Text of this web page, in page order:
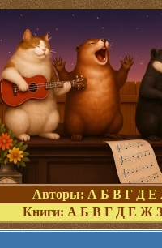
Авторы: А Б В Г Д Е
Книги: А Б В Г Д Е Ж З